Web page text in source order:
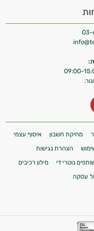
03-
מחיקת חשבון
איסוף עצמי
הצהרת נגישות
נוטרי די
מילון רכיבים
עסקה